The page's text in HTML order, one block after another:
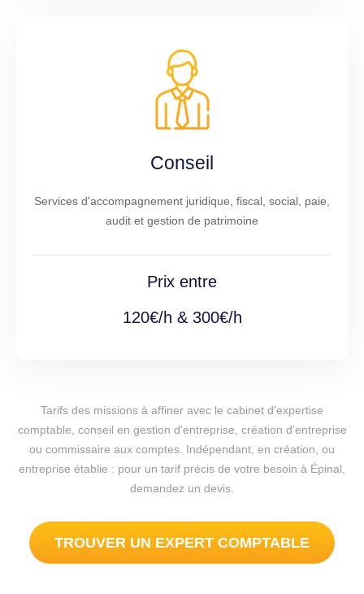
Conseil
Services d'accompagnement juridique, fiscal, social, paie,
audit et gestion de patrimoine
Prix entre
120€/h & 300€/h
Tarifs des missions à affiner avec le cabinet d'expertise
comptable, conseil en gestion d'entreprise, création d'entreprise
ou commissaire aux comptes. Indépendant, en création, ou
entreprise établie : pour un tarif précis de votre besoin à Épinal,
demandez un devis.
TROUVER UN EXPERT COMPTABLE